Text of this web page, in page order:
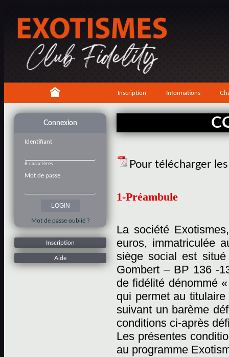
Inscription Informations
Connexion
Identifiant
8 caractères
Mot de passe
Mot de passe oublié ?
Inscription
Aide
Pour télécharger
1-Préambule
La société
euros, immatriculée
siège social est
Gombert – BP 136 -
de fidélité dénommé
qui permet au
suivant un barème
conditions ci-après
Les présentes
au programme